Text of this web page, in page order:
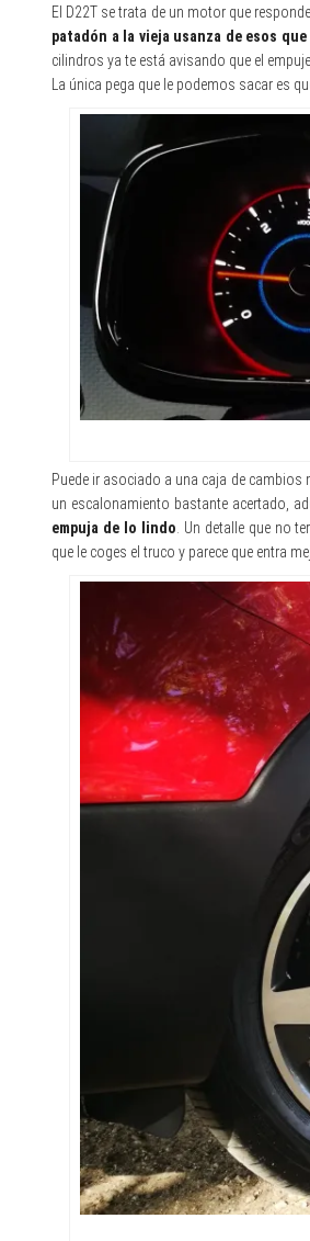
El D22T se trata de un motor que
patadón a la vieja usanza de esos
cilindros ya te está avisando que el
La única pega que le podemos sacar es
Puede ir asociado a una caja de
un escalonamiento bastante acertado,
empuja de lo lindo . Un detalle que no
que le coges el truco y parece que entra